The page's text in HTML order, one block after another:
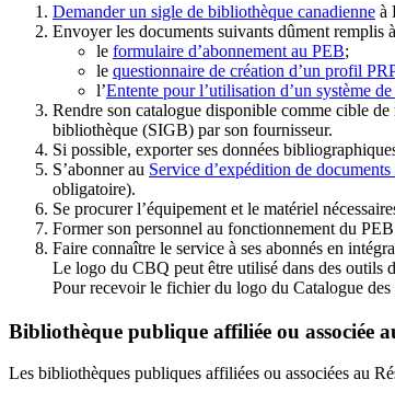
Demander un sigle de bibliothèque canadienne à
Envoyer les documents suivants dûment remplis à
le formulaire d’abonnement au PEB;
le questionnaire de création d’un profil
l’Entente pour l’utilisation d’un système
Rendre son catalogue disponible comme cible
bibliothèque (SIGB) par son fournisseur.
Si possible, exporter ses données
S’abonner au Service d’expédition de
obligatoire).
Se procurer l’équipement et le matériel
Former son personnel au fonctionnement du
Faire connaître le service à ses abonnés en
Le logo du CBQ peut être utilisé dans des outils
Pour recevoir le fichier du logo du Catalogue
Bibliothèque publique affiliée ou associée
Les bibliothèques publiques affiliées ou associées au